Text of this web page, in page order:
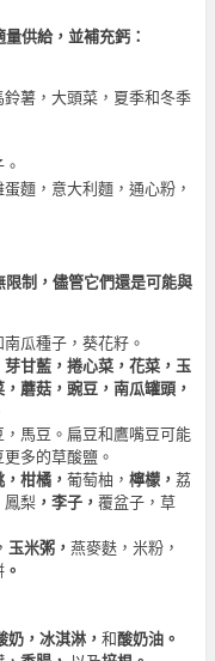
供給，並補充鈣：
薯，大頭菜，夏季和冬季
麵，意大利麵，通心粉，
制，儘管它們還是可能與
瓜種子，葵花籽。
芽甘藍，捲心菜，花菜，玉
，蘑菇，豌豆，南瓜罐頭，
馬豆。扁豆和鷹嘴豆可能
多的草酸鹽。
，柑橘，葡萄柚，檸檬，荔
鳳梨 ，李子，覆盆子，草
玉米粥，燕麥麩，米粉，
。
奶，冰淇淋，和酸奶油。